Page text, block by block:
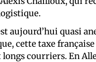
aujourd’hui quasi
cette taxe française
courriers. En